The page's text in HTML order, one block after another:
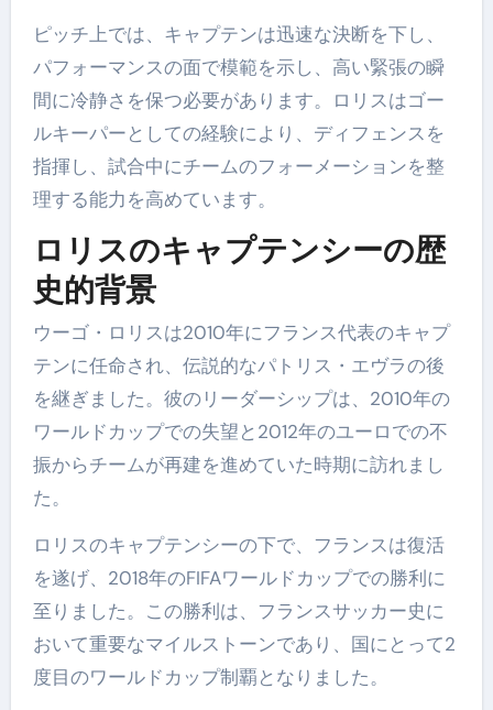
ピッチ上では、キャプテンは迅速な決断を下し、
パフォーマンスの面で模範を示し、高い緊張の瞬
間に冷静さを保つ必要があります。ロリスはゴー
ルキーパーとしての経験により、ディフェンスを
指揮し、試合中にチームのフォーメーションを整
理する能力を高めています。
ロリスのキャプテンシーの歴
史的背景
ウーゴ・ロリスは2010年にフランス代表のキャプ
テンに任命され、伝説的なパトリス・エヴラの後
を継ぎました。彼のリーダーシップは、2010年の
ワールドカップでの失望と2012年のユーロでの不
振からチームが再建を進めていた時期に訪れまし
た。
ロリスのキャプテンシーの下で、フランスは復活
を遂げ、2018年のFIFAワールドカップでの勝利に
至りました。この勝利は、フランスサッカー史に
おいて重要なマイルストーンであり、国にとって2
度目のワールドカップ制覇となりました。